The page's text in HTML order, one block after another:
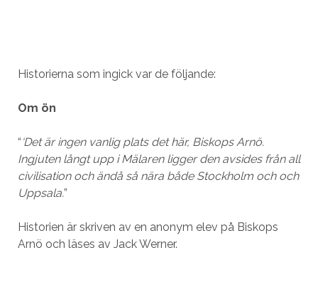
Historierna som ingick var de följande:
Om ön
“ ‘Det är ingen vanlig plats det här, Biskops Arnö.
Ingjuten långt upp i Mälaren ligger den avsides från all
civilisation och ändå så nära både Stockholm och och
Uppsala.”
Historien är skriven av en anonym elev på Biskops
Arnö och läses av Jack Werner.